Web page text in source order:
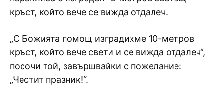
кръст, който вече се вижда отдалеч.
„С Божията помощ изградихме 10-метров
кръст, който вече свети и се вижда отдалеч“,
посочи той, завършвайки с пожелание:
„Честит празник!“.